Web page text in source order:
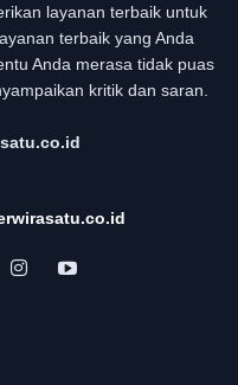
layanan terbaik untuk
terbaik yang Anda
Anda merasa tidak puas
kritik dan saran.